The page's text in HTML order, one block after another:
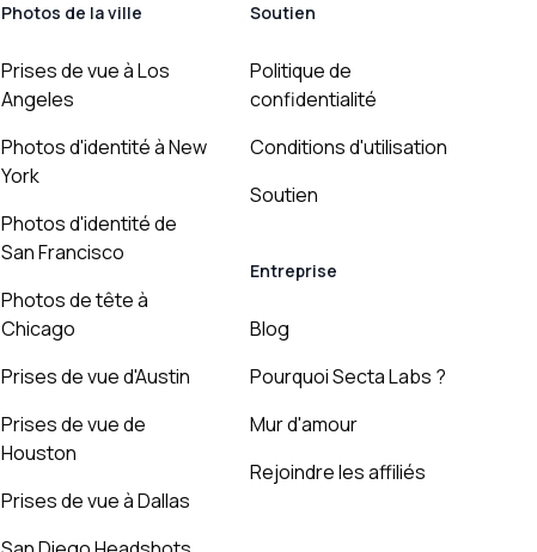
Photos de la ville
Prises de vue à Los
Angeles
Photos d'identité à New
York
Photos d'identité de
San Francisco
Photos de tête à
Chicago
Prises de vue d'Austin
Prises de vue de
Houston
Prises de vue à Dallas
Soutien
Politique de
confidentialité
Conditions d'utilisation
Soutien
Entreprise
Blog
Pourquoi Secta Labs ?
Mur d'amour
Rejoindre les affiliés